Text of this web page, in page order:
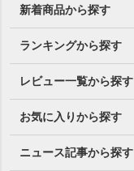
新着商品から探す
ランキングから探す
レビュー一覧から探す
お気に入りから探す
ニュース記事から探す